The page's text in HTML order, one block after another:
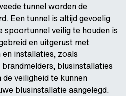
tunnel worden de
Een tunnel is altijd gevoelig
spoortunnel veilig te houden is
en uitgerust met
installaties, zoals
blusinstallaties
veiligheid te kunnen
blusinstallatie aangelegd.